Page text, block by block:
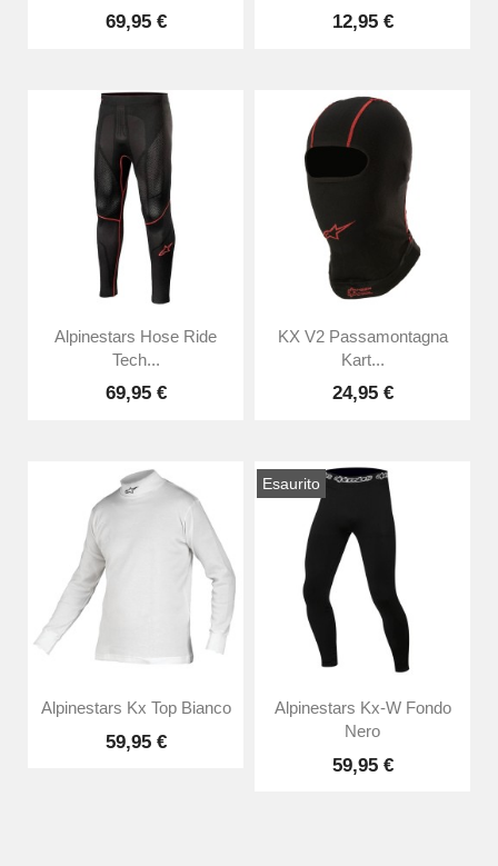
69,95 € 12,95 €
Alpinestars Hose Ride
Tech...
69,95 €
KX V2 Passamontagna
Kart...
24,95 €
Alpinestars Kx Top Bianco
59,95 €
Esaurito
Alpinestars Kx-W Fondo
Nero
59,95 €